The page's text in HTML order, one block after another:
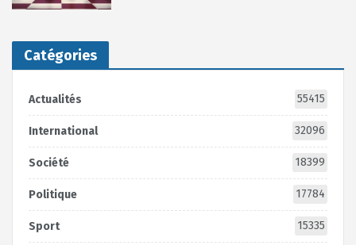
Catégories
Actualités 55415
International 32096
Société 18399
Politique 17784
Sport 15335